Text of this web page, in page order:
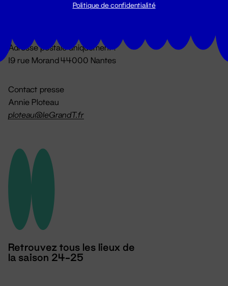
Du lundi au vendredi 14h → 18h
Adresse postale uniquement :
19 rue Morand 44000 Nantes
Contact presse
Annie Ploteau
ploteau@leGrandT.fr
Retrouvez tous les lieux de
la saison 24-25
Politique de confidentialité